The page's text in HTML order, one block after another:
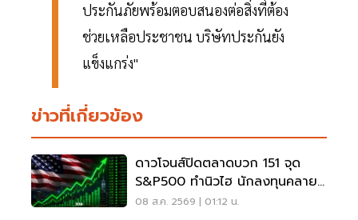
ประกันภัยพร้อมตอบสนองต่อสิ่งที่ต้อง
ช่วยเหลือประชาชน บริษัทประกันยัง
แข็งแกร่ง"
ข่าวที่เกี่ยวข้อง
ดาวโจนส์ปิดตลาดบวก 151 จุด
S&P500 ทำนิวไฮ นักลงทุนคลาย
กังวลเฟดขึ้นดอกเบี้ย
08 ส.ค. 2569 | 01:12 น.